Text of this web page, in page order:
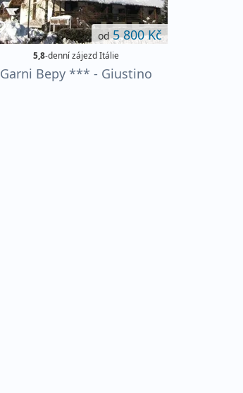
od5 800 Kč
5,8-denní zájezd Itálie
Garni Bepy *** - Giustino